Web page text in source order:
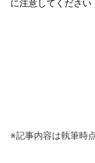
※記事内容は執筆時